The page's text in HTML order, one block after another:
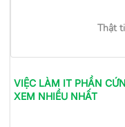
Thật
VIỆC LÀM IT PHẦN
XEM NHIỀU NHẤT